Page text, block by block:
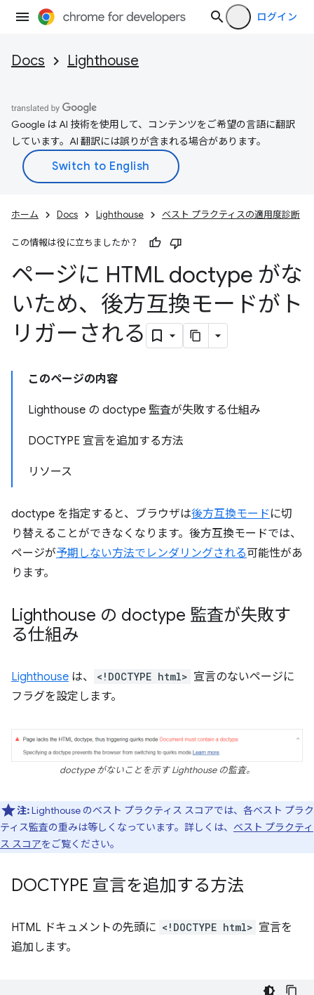
ログイン
Docs Lighthouse
Google は AI 技術を使用して、コンテンツをご希望の言語に翻訳
しています。AI 翻訳には誤りが含まれる場合があります。
ホーム Docs Lighthouse ベスト プラクティスの適用度診断
この情報は役に立ちましたか？
ページに HTML doctype がな
いため、後方互換モードがト
リガーされる
このページの内容
Lighthouse の doctype 監査が失敗する仕組み
DOCTYPE 宣言を追加する方法
リソース
doctype を指定すると、ブラウザは後方互換モード に切
り替えることができなくなります。後方互換モードでは、
ページが予期しない方法でレンダリングされる可能性があ
ります。
Lighthouse の doctype 監査が失敗す
る仕組み
Lighthouse は、 <!DOCTYPE html> 宣言のないページに
フラグを設定します。
doctype がないことを示す Lighthouse の監査。
注:Lighthouse のベスト プラクティス スコアでは、各ベスト プラク
ティス監査の重みは等しくなっています。詳しくは、 ベスト プラクティ
ス スコアをご覧ください。
DOCTYPE 宣言を追加する方法
HTML ドキュメントの先頭に <!DOCTYPE html> 宣言を
追加します。